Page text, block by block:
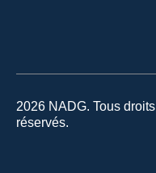
2026 NADG. Tous droits
réservés.